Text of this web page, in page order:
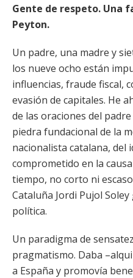
Gente de respeto. Una
Peyton.
Un padre, una madre y
los nueve ocho están
influencias, fraude fiscal,
evasión de capitales. He
de las oraciones del
piedra fundacional de la
nacionalista catalana, del
comprometido en la
tiempo, no corto ni
Cataluña Jordi Pujol
política.
Un paradigma de
pragmatismo. Daba
a España y promovía